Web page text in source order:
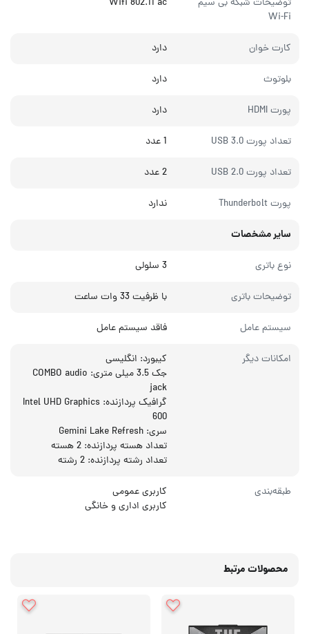
توضیحات شبکه بی سیم
Wi-Fi
Wifi 802.11 ac
کارت خوان دارد
بلوتوث دارد
پورت HDMI دارد
تعداد پورت USB 3.0 1 عدد
تعداد پورت USB 2.0 2 عدد
پورت Thunderbolt ندارد
سایر مشخصات
نوع باتری 3 سلولی
توضیحات باتری با ظرفیت 33 وات ساعت
سیستم عامل فاقد سیستم عامل
امکانات دیگر
کیبورد: انگلیسی
جک 3.5 میلی متری: COMBO audio
jack
گرافیک پردازنده: Intel UHD Graphics
600
سری: Gemini Lake Refresh
تعداد هسته پردازنده: 2 هسته
تعداد رشته پردازنده: 2 رشته
طبقه‌بندی
کاربری عمومی
کاربری اداری و خانگی
محصولات مرتبط